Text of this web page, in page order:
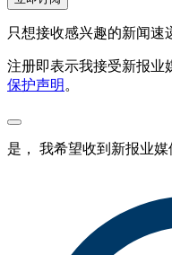
只想接收感兴趣的新闻速
注册即表示我接受新报业
保护声明 。
是， 我希望收到新报业媒